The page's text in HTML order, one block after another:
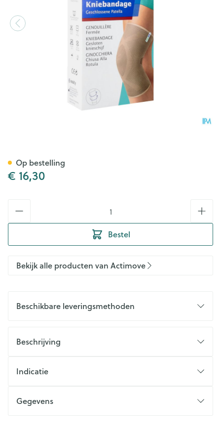
€ 16,30
Bestel
Op bestelling
Bekijk alle producten van Actimove
Beschikbare leveringsmethoden
Beschrijving
Indicatie
Gegevens